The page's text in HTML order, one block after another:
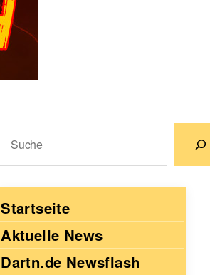
Startseite
Aktuelle News
Dartn.de Newsflash